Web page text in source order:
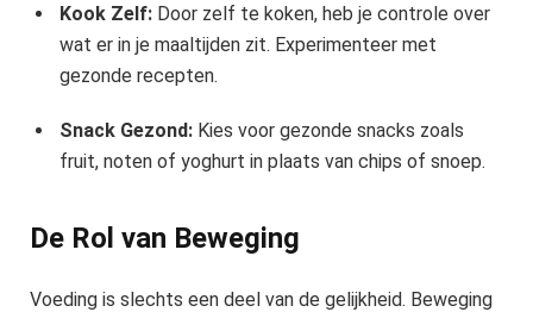
Kook Zelf: Door zelf te koken, heb je controle over
wat er in je maaltijden zit. Experimenteer met
gezonde recepten.
Snack Gezond: Kies voor gezonde snacks zoals
fruit, noten of yoghurt in plaats van chips of snoep.
De Rol van Beweging
Voeding is slechts een deel van de gelijkheid. Beweging